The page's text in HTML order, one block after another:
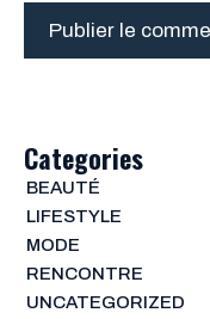
Categories
BEAUTÉ
LIFESTYLE
MODE
RENCONTRE
UNCATEGORIZED